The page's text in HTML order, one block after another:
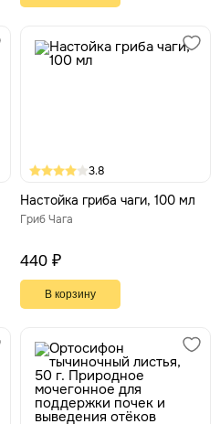
3.8
Настойка гриба чаги, 100 мл
Гриб Чага
440 ₽
В корзину